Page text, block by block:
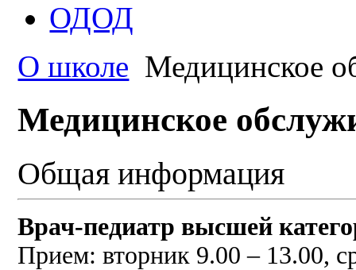
ОДОД
О школе Медицинское
Медицинское
Общая информация
Врач-педиатр высшей
Прием: вторник 9.00 – 13.00,